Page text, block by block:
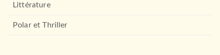
Littérature
Polar et Thriller